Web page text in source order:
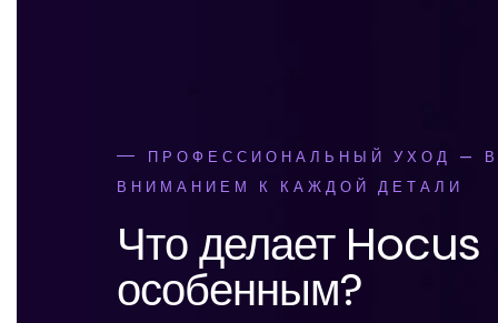
ПРОФЕССИОНАЛЬНЫЙ УХОД —
ВНИМАНИЕМ К КАЖДОЙ ДЕТАЛИ
Что делает Hocus
особенным?